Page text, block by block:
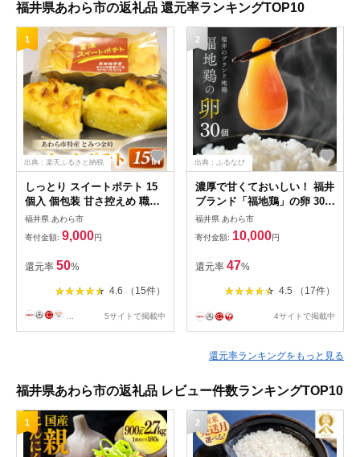
福井県あわら市の返礼品 還元率ランキングTOP10
1
出典：楽天ふるさと納税
しっとり スイートポテト 15
個入 個包装 甘さ控えめ 職人
手作り 無添加 無着色 国産 特
産 とみつ金時 富津金時 さつ
まいも トースター スイーツ
お菓子 洋菓子 ランキング 人
気商品 手土産 お土産 お取り
福井県 あわら市
寄付金額: 9,000円
還元率 50%
4.6 （15件）
... 5サイトで掲載中
2
出典：ふるなび
濃厚で甘くておいしい！ 福井
ブランド「福地鶏」の卵 30個
／ 卵 たまご 鶏卵 生卵 有精
卵 高級 高級卵 福地鶏 鶏 平
飼い 美味しい こだわり 卵か
けご飯 料理 あわら市 福井県
産 [aw036-a001]
福井県 あわら市
寄付金額: 10,000円
還元率 47%
4.5 （17件）
4サイトで掲載中
還元率ランキングをもっと見る
福井県あわら市の返礼品 レビュー件数ランキングTOP10
1 2